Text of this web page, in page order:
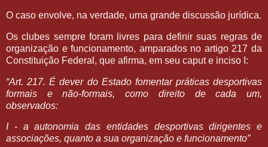
O caso envolve, na verdade, uma grande discussão jurídica.
Os clubes sempre foram livres para definir suas regras de
organização e funcionamento, amparados no artigo 217 da
Constituição Federal, que afirma, em seu caput e inciso I:
“Art. 217. É dever do Estado fomentar práticas desportivas
formais e não-formais, como direito de cada um,
observados:
I - a autonomia das entidades desportivas dirigentes e
associações, quanto a sua organização e funcionamento”